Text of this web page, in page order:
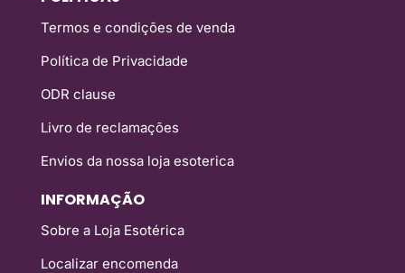
Termos e condições de venda
Política de Privacidade
ODR clause
Livro de reclamações
Envios da nossa loja esoterica
INFORMAÇÃO
Sobre a Loja Esotérica
Localizar encomenda